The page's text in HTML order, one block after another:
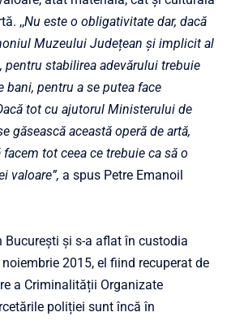
,,Nu este o obligativitate dar, dacă
Muzeului Județean și implicit al
pentru stabilirea adevărului trebuie
bani, pentru a se putea face
tot cu ajutorul Ministerului de
găsească această operă de artă,
tot ceea ce trebuie ca să o
valoare”, a spus Petre Emanoil
și s-a aflat în custodia
2015, el fiind recuperat de
a Criminalității Organizate
poliției sunt încă în